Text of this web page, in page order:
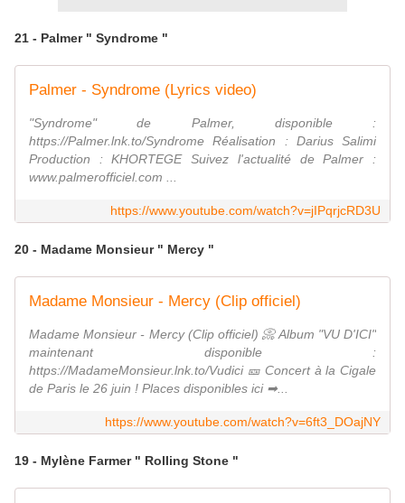
21 - Palmer " Syndrome "
Palmer - Syndrome (Lyrics video)
"Syndrome" de Palmer, disponible :
https://Palmer.lnk.to/Syndrome Réalisation : Darius Salimi
Production : KHORTEGE Suivez l'actualité de Palmer :
www.palmerofficiel.com ...
https://www.youtube.com/watch?v=jIPqrjcRD3U
20 - Madame Monsieur " Mercy "
Madame Monsieur - Mercy (Clip officiel)
Madame Monsieur - Mercy (Clip officiel) 📀 Album "VU D'ICI"
maintenant disponible :
https://MadameMonsieur.lnk.to/Vudici 🎫 Concert à la Cigale
de Paris le 26 juin ! Places disponibles ici ➡...
https://www.youtube.com/watch?v=6ft3_DOajNY
19 - Mylène Farmer " Rolling Stone "